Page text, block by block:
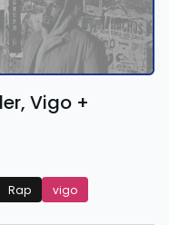
Vigo +
Rap vigo